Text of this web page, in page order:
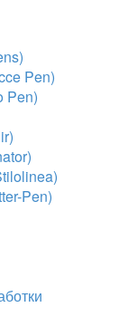
Pen)
Pen)
Pen)